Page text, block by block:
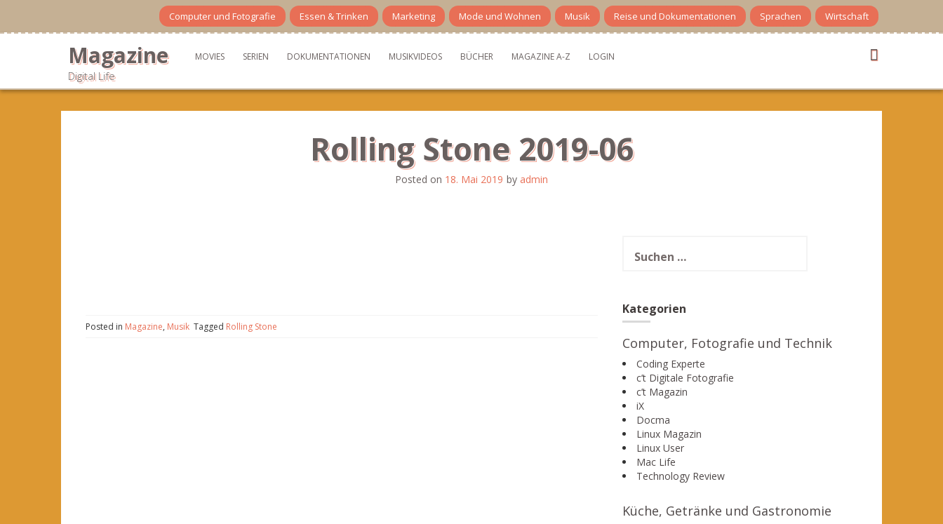
content
Computer und Fotografie Essen & Trinken Marketing Mode und Wohnen Musik Reise und Dokumentationen Sprachen Wirtschaft
Magazine
Digital Life
MOVIES SERIEN DOKUMENTATIONEN MUSIKVIDEOS BÜCHER MAGAZINE A-Z LOGIN
Rolling Stone 2019-06
Posted on 18. Mai 2019 by admin
Posted in Magazine, Musik Tagged Rolling Stone
nach:
Kategorien
Computer, Fotografie und Technik
Coding Experte
c’t Digitale Fotografie
c’t Magazin
iX
Docma
Linux Magazin
Linux User
Mac Life
Technology Review
Küche, Getränke und Gastronomie